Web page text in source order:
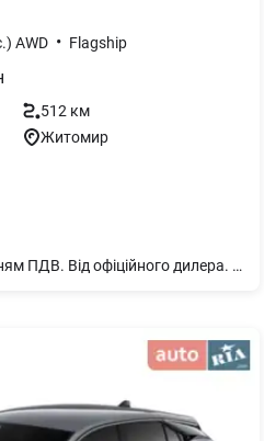
AWD • Flagship
512 км
Житомир
В наявності. Ціна з урахуванням ПДВ. Від офіційного дилера. Автомобіль Zeekr Х в комплектації Flaghip EU 2026 року. Європейська версія (порт CCS2) з гарантією від виробника. Наші переваги: - Офіційна гарантія від виробника: На нові автомобілі Zeekr, придбані через мережу офіційних Дилерів: Термін: 3 роки або 60 000 км. пробігу (залежно від того, що настане раніше). На високовольтну батарею та компоненти до неї: Термін: 5 років або 100 000 км. пробігу (залежно від того, що настане раніше); - Тест драйв: Можливість особисто відчути всі переваги моделей Zeekr 001 та Zeekr 7X перед покупкою; - Trade-In: Від вас — авто та мінімум інформації. Від нас — чесна оцінка, вигідні умови та ваш новий Zeekr. - Zeekr Finance: Вигідні фінансові рішення для фізичних та юридичних осіб: — Авансовий внесок - від 20% під 0.01%; — Разова комісія - 0%; — Страхування КАСКО - 5.99%; — Швидке погодження та індивідуальний підхід до кожного клієнта. Технічні характеристики: - Високовольтна архітектура 800В; - Ємність батареї: 66 кВт/год (потрійна літієва); - Запас ходу (WLTP): 425 км; - Потужність: 428 к.с; - Розгін 0-100 км: 3.8 с; - Максимальна швидкість: 190 км/год; - Привід: повний (АWD); - Загальна максимальна потужність: 315 кВт. Опції: - Apple Car Play; - Android Auto; - Тризонний клімат-контроль; - Функція віддачі електроенергії V2L; - Адаптивний круїз-контроль; - Активна система сповіщення безпеки; - Активне гальмо; - Система утримання смуги руху; - Поради з водіння при втомі; - Система розпізнавання дорожніх знаків; - Передній та задній парктроніки; - Кругове зображення 360°; - Автоматичне паркування; - Панорамний дах; - Шкіряне мультикермо з електроприводом, пам'яттю та підігрівом; - Електропривід сидінь першого ряду з підігрівом, вентиляцією, пам'яттю та масажем; - Підігріви задніх сидінь; - Система проекційного дисплею доповненої реальності (AR-HUD); - Бездротова зарядка для мобільного телефону; - 14,6” технологічна мультимедіа для керування всим автомобілем; - Електропривід дзеркал з підігрівом, пам'яттю та автоскладанням. Чекаємо вас на тест драйв в офіційних дилерських центрах Zeekr Ukraine!